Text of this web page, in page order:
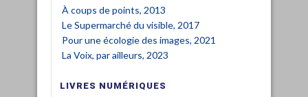
À coups de points, 2013
Le Supermarché du visible, 2017
Pour une écologie des images, 2021
La Voix, par ailleurs, 2023
LIVRES NUMÉRIQUES